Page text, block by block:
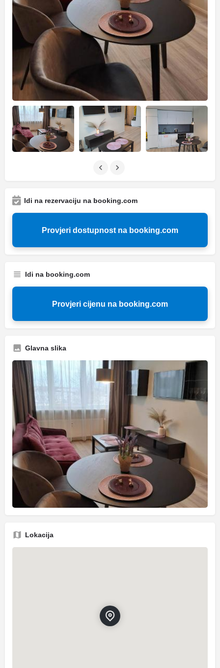
Idi na rezervaciju na booking.com
Provjeri dostupnost na booking.com
Idi na booking.com
Provjeri cijenu na booking.com
Glavna slika
Lokacija